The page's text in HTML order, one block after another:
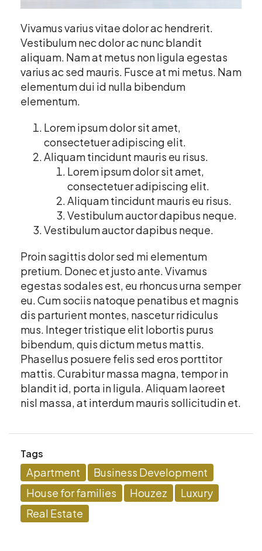
Vivamus varius vitae dolor ac hendrerit.
Vestibulum nec dolor ac nunc blandit
aliquam. Nam at metus non ligula egestas
varius ac sed mauris. Fusce at mi metus. Nam
elementum dui id nulla bibendum
elementum.
Lorem ipsum dolor sit amet,
consectetuer adipiscing elit.
Aliquam tincidunt mauris eu risus.
Lorem ipsum dolor sit amet,
consectetuer adipiscing elit.
Aliquam tincidunt mauris eu risus.
Vestibulum auctor dapibus neque.
Vestibulum auctor dapibus neque.
Proin sagittis dolor sed mi elementum
pretium. Donec et justo ante. Vivamus
egestas sodales est, eu rhoncus urna semper
eu. Cum sociis natoque penatibus et magnis
dis parturient montes, nascetur ridiculus
mus. Integer tristique elit lobortis purus
bibendum, quis dictum metus mattis.
Phasellus posuere felis sed eros porttitor
mattis. Curabitur massa magna, tempor in
blandit id, porta in ligula. Aliquam laoreet
nisl massa, at interdum mauris sollicitudin et.
Tags
Apartment
Business Development
House for families
Houzez
Luxury
Real Estate